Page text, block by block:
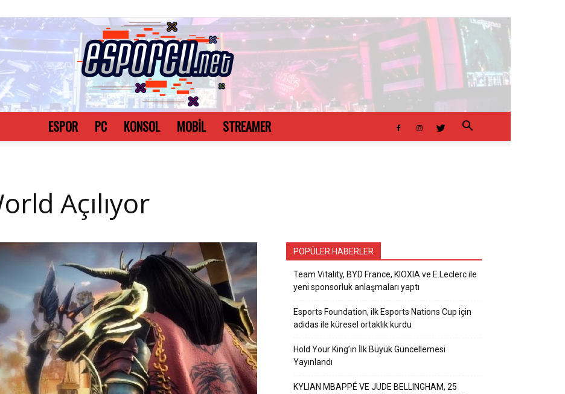
ESPOR PC KONSOL MOBİL STREAMER
Açılıyor
POPÜLER HABERLER
Team Vitality, BYD France, KIOXIA ve E.Leclerc ile
yeni sponsorluk anlaşmaları yaptı
Esports Foundation, ilk Esports Nations Cup için
adidas ile küresel ortaklık kurdu
Hold Your King’in İlk Büyük Güncellemesi
Yayınlandı
KYLIAN MBAPPÉ VE JUDE BELLINGHAM, 25